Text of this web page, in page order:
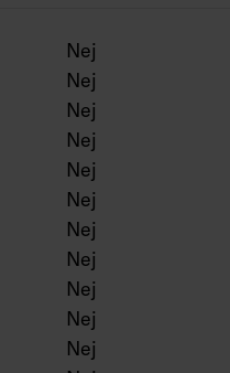
Nej
Nej
Nej
Nej
Nej
Nej
Nej
Nej
Nej
Nej
Nej